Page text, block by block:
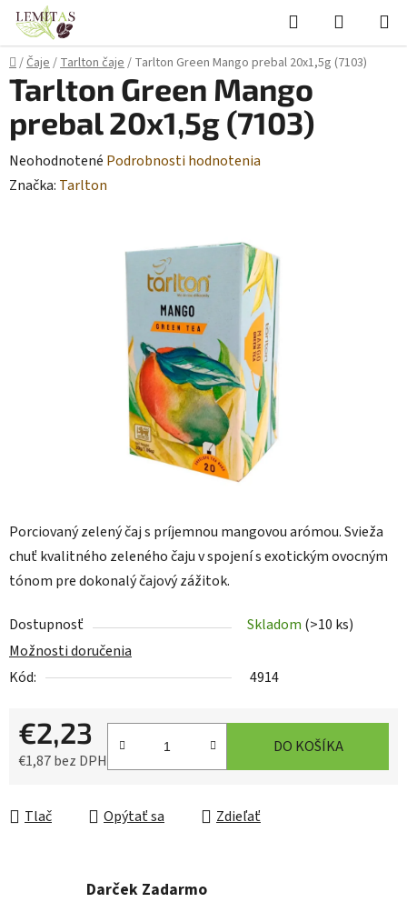
Prejsť
obsah
Hľadať
KOŠÍK
Domov
/Čaje/Tarlton čaje/ Tarlton Green Mango prebal 20x1,5g (7103)
Porciovaný zelený čaj s príjemnou mangovou arómou. Svieža
chuť kvalitného zeleného čaju v spojení s exotickým ovocným
tónom pre dokonalý čajový zážitok.
Dostupnosť Skladom (>10 ks)
Možnosti doručenia
Kód:
4914
€2,23
€1,87 bez DPH
DO KOŠÍKA
Tlač Opýtať sa Zdieľať
Tarlton Green Mango
prebal 20x1,5g (7103)
Priemerné
hodnotenie
Neohodnotené Podrobnosti hodnotenia
Značka: Tarlton
Darček Zadarmo